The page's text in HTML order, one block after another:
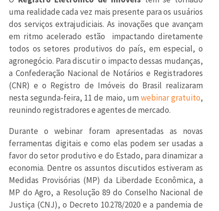
uma realidade cada vez mais presente para os usuários
dos serviços extrajudiciais. As inovações que avançam
em ritmo acelerado estão impactando diretamente
todos os setores produtivos do país, em especial, o
agronegócio. Para discutir o impacto dessas mudanças,
a Confederação Nacional de Notários e Registradores
(CNR) e o Registro de Imóveis do Brasil realizaram
nesta segunda-feira, 11 de maio, um webinar gratuito,
reunindo registradores e agentes de mercado.
Durante o webinar foram apresentadas as novas
ferramentas digitais e como elas podem ser usadas a
favor do setor produtivo e do Estado, para dinamizar a
economia. Dentre os assuntos discutidos estiveram as
Medidas Provisórias (MP) da Liberdade Econômica, a
MP do Agro, a Resolução 89 do Conselho Nacional de
Justiça (CNJ), o Decreto 10.278/2020 e a pandemia de